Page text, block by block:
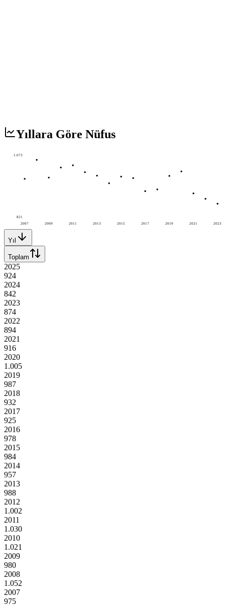
Yıllara Göre Nüfus
2007 2009 2011 2013 2015 2017 2019 2021 2023
1.073
821
Yıl
Toplam
2025
924
2024
842
2023
874
2022
894
2021
916
2020
1.005
2019
987
2018
932
2017
925
2016
978
2015
984
2014
957
2013
988
2012
1.002
2011
1.030
2010
1.021
2009
980
2008
1.052
2007
975